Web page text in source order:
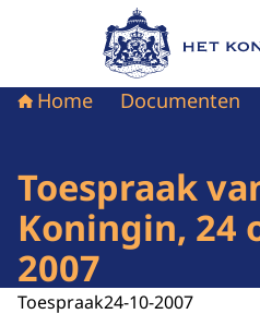
Naar de
Home Documenten
Toespraak
Koningin, 24
2007
Toespraak24-10-2007